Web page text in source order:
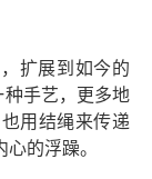
扩展到如今的
种手艺，更多地
用结绳来传递
的浮躁。